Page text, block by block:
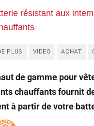
résistant aux
PLUS VIDEO ACHAT
de gamme pour
chauffants fournit
à partir de votre